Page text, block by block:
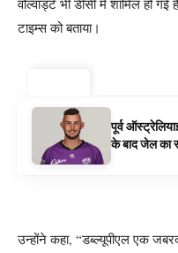
वोल्वार्ड्ट भी डीसी में शामिल हो
टाइम्स को बताया।
पूर्व
के बाद जेल का
उन्होंने कहा, “डब्ल्यूपीएल एक